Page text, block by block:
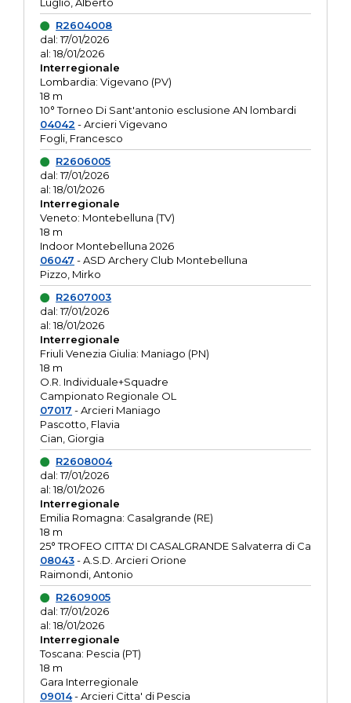
R2604008
dal: 17/01/2026
al: 18/01/2026
Interregionale
Lombardia: Vigevano (PV)
18 m
10° Torneo Di Sant'antonio esclusione AN lombardi
04042 - Arcieri Vigevano
Fogli, Francesco
R2606005
dal: 17/01/2026
al: 18/01/2026
Interregionale
Veneto: Montebelluna (TV)
18 m
Indoor Montebelluna 2026
06047 - ASD Archery Club Montebelluna
Pizzo, Mirko
R2607003
dal: 17/01/2026
al: 18/01/2026
Interregionale
Friuli Venezia Giulia: Maniago (PN)
18 m
O.R. Individuale+Squadre
Campionato Regionale OL
07017 - Arcieri Maniago
Pascotto, Flavia
Cian, Giorgia
R2608004
dal: 17/01/2026
al: 18/01/2026
Interregionale
Emilia Romagna: Casalgrande (RE)
18 m
25° TROFEO CITTA' DI CASALGRANDE Salvaterra di Ca
08043- A.S.D. Arcieri Orione
Raimondi, Antonio
R2609005
dal: 17/01/2026
al: 18/01/2026
Interregionale
Toscana: Pescia (PT)
18 m
Gara Interregionale
09014- Arcieri Citta' di Pescia